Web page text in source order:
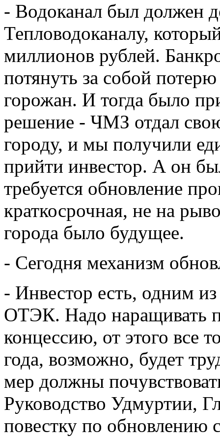
- Водоканал был должен
Тепловодоканалу,
миллионов рублей.
потянуть за собой
горожан. И тогда было
решение - ЧМЗ отдал
городу, и мы получили
прийти инвестор. А он
требуется обновление
краткосрочная, не на
города было будущее.
- Сегодня механизм
- Инвестор есть, одним из
ОТЭК. Надо наращивать
концессию, от этого все
года, возможно, будет
мер должны
Руководство Удмуртии,
повестку по обновлению